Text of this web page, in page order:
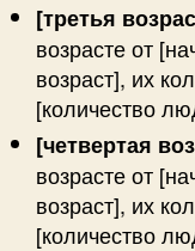
[третья
возрасте от
возраст], их
[количество
[четвертая
возрасте от
возраст], их
[количество